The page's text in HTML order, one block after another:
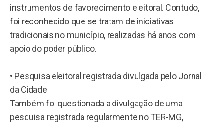
instrumentos de favorecimento eleitoral. Contudo,
foi reconhecido que se tratam de iniciativas
tradicionais no município, realizadas há anos com
apoio do poder público.
• Pesquisa eleitoral registrada divulgada pelo Jornal
da Cidade
Também foi questionada a divulgação de uma
pesquisa registrada regularmente no TER-MG,